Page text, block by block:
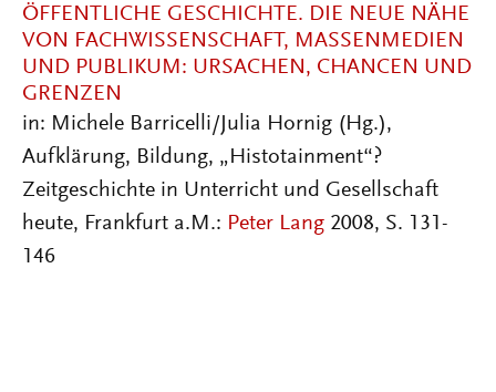
ÖFFENTLICHE GESCHICHTE. DIE NEUE NÄHE
VON FACHWISSENSCHAFT, MASSENMEDIEN
UND PUBLIKUM: URSACHEN, CHANCEN UND
GRENZEN
in: Michele Barricelli/Julia Hornig (Hg.),
Aufklärung, Bildung, „Histotainment“?
Zeitgeschichte in Unterricht und Gesellschaft
heute, Frankfurt a.M.: Peter Lang 2008, S. 131-
146